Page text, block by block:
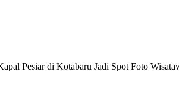
Pesiar di Kotabaru Jadi Spot Foto